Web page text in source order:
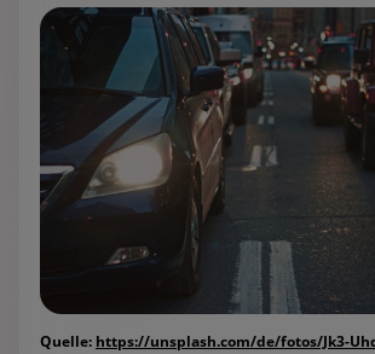
Quelle: https://unsplash.com/de/fotos/Jk3-